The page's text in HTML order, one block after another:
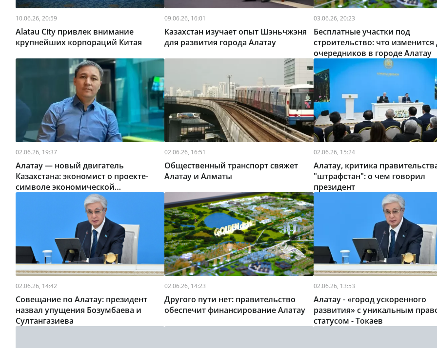
10.06.26, 20:59
Alatau City привлек внимание
крупнейших корпораций Китая
09.06.26, 16:01
Казахстан изучает опыт Шэньчжэня
для развития города Алатау
03.06.26, 20:23
Бесплатные участки под
строительство: что изменится
очередников в городе Алатау
02.06.26, 19:37
Алатау — новый двигатель
Казахстана: экономист о проекте-
символе экономической
02.06.26, 16:51
Общественный транспорт свяжет
Алатау и Алматы
02.06.26, 15:24
Алатау, критика
"штрафстан": о чем говорил
президент
02.06.26, 14:42
Совещание по Алатау: президент
назвал упущения Бозумбаева и
Султангазиева
02.06.26, 14:23
Другого пути нет: правительство
обеспечит финансирование Алатау
02.06.26, 13:53
Алатау - «город ускоренного
развития» с уникальным
статусом - Токаев